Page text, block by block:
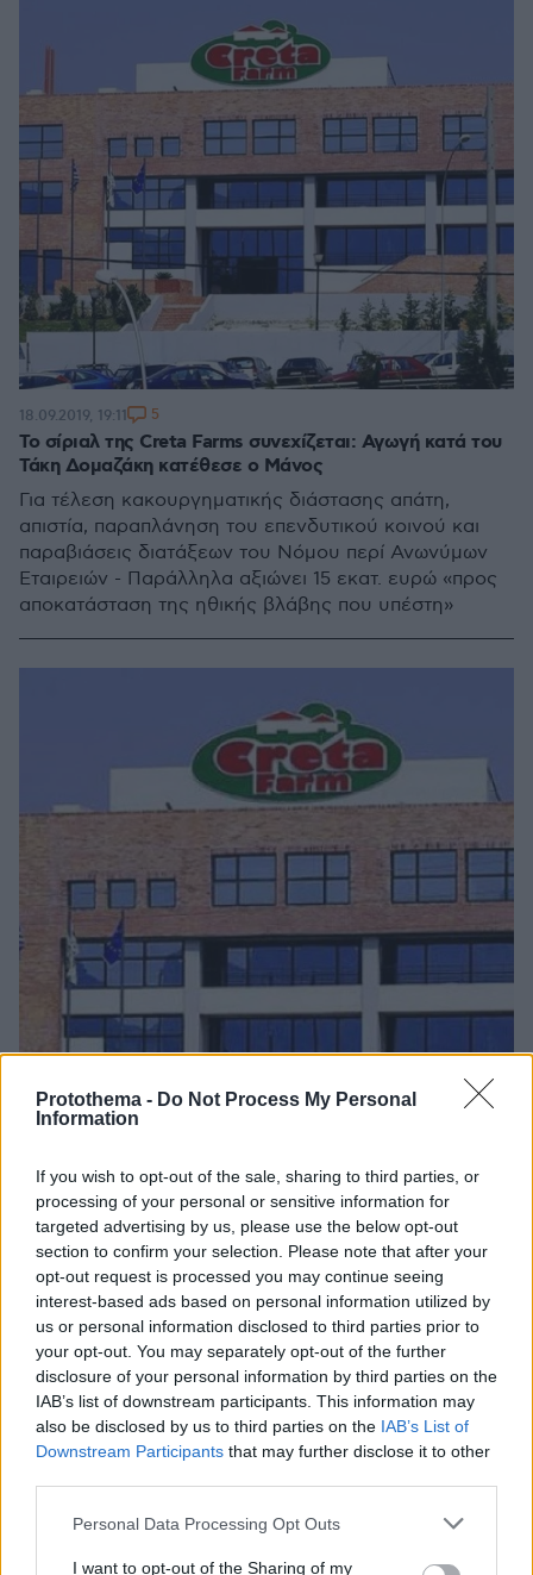
Protothema - Do Not Process My Personal
Information
If you wish to opt-out of the sale, sharing to third parties, or
processing of your personal or sensitive information for
targeted advertising by us, please use the below opt-out
section to confirm your selection. Please note that after your
opt-out request is processed you may continue seeing
interest-based ads based on personal information utilized by
us or personal information disclosed to third parties prior to
your opt-out. You may separately opt-out of the further
disclosure of your personal information by third parties on the
IAB’s list of downstream participants. This information may
also be disclosed by us to third parties on the IAB’s List of
Downstream Participants that may further disclose it to other
Please note that this website/app uses one or more Google
not limited to your visit or usage behaviour. You may click to
Personal Data Processing Opt Outs
I want to opt-out of the Sharing of my
Το σίριαλ της Creta Farms συνεχίζεται: Αγωγή κατά του
Τάκη Δομαζάκη κατέθεσε ο Μάνος
Για τέλεση κακουργηματικής διάστασης απάτη,
απιστία, παραπλάνηση του επενδυτικού κοινού και
παραβιάσεις διατάξεων του Νόμου περί Ανωνύμων
Εταιρειών - Παράλληλα αξιώνει 15 εκατ. ευρώ «προς
αποκατάσταση της ηθικής βλάβης που υπέστη»
18.09.2019, 19:11 5
Τέσσερις οι διεκδικητές της Creta Farms
Ως το τέλος της εβδομάδας η τοποθέτηση CRO από
την ΕΥ
25.07.2019, 10:19